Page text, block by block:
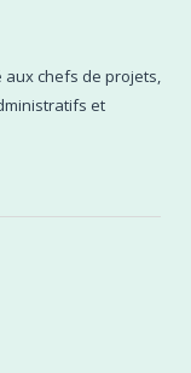
aux chefs de projets,
et